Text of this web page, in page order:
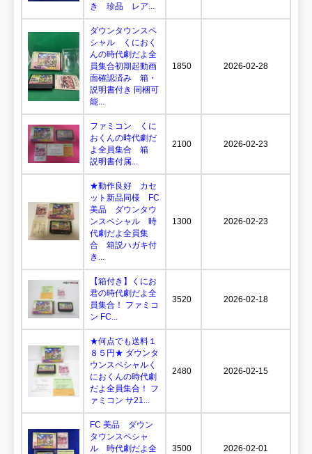
き 珍品 レア...
ダウンタウンスペ
シャル くにおく
んの時代劇だよ全
員集合初期起動画
面確認済み 箱・
説明書付き 同梱可
能...
1850 2026-02-28
ファミコン くに
おくんの時代劇だ
よ全員集合 箱
説明書付属...
2100 2026-02-23
★動作良好 カセ
ット新品同様 FC
美品 ダウンタウ
ンスペシャル 時
代劇だよ全員集
合 箱説ハガキ付
き...
1300 2026-02-23
【箱付き】くにお
君の時代劇だよ全
員集合！ ファミコ
ン FC...
3520 2026-02-18
★何点でも送料１
８５円★ ダウンタ
ウンスペシャルく
におくんの時代劇
だよ全員集合！ フ
ァミコン サ21...
2480 2026-02-15
FC 美品 ダウン
タウンスペシャ
ル 時代劇だよ全
3500 2026-02-01